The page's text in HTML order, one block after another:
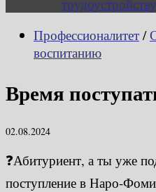
трудоустройству
Профессионалитет /
воспитанию
Время
02.08.2024
❓Абитуриент, а ты уже
поступление в Наро-